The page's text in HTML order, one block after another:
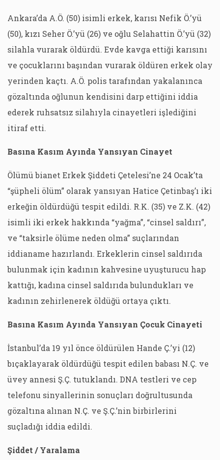
Ankara’da A.Ö. (50) isimli erkek, karısı Nefik Ö.’yü
(50), kızı Seher Ö.’yü (26) ve oğlu Selahattin Ö.’yü (32)
silahla vurarak öldürdü. Evde kavga ettiği karısını
ve çocuklarını başından vurarak öldüren erkek olay
yerinden kaçtı. A.Ö. polis tarafından yakalanınca
gözaltında oğlunun kendisini darp ettiğini iddia
ederek ruhsatsız silahıyla cinayetleri işlediğini
itiraf etti.
Basına Kasım Ayında Yansıyan Cinayet
Ölümü bianet Erkek Şiddeti Çetelesi’ne 24 Ocak’ta
“şüpheli ölüm” olarak yansıyan Hatice Çetinbaş’ı iki
erkeğin öldürdüğü tespit edildi. R.K. (35) ve Z.K. (42)
isimli iki erkek hakkında “yağma”, “cinsel saldırı”,
ve “taksirle ölüme neden olma” suçlarından
iddianame hazırlandı. Erkeklerin cinsel saldırıda
bulunmak için kadının kahvesine uyuşturucu hap
kattığı, kadına cinsel saldırıda bulundukları ve
kadının zehirlenerek öldüğü ortaya çıktı.
Basına Kasım Ayında Yansıyan Çocuk Cinayeti
İstanbul’da 19 yıl önce öldürülen Hande Ç.’yi (12)
bıçaklayarak öldürdüğü tespit edilen babası N.Ç. ve
üvey annesi Ş.Ç. tutuklandı. DNA testleri ve cep
telefonu sinyallerinin sonuçları doğrultusunda
gözaltına alınan N.Ç. ve Ş.Ç.’nin birbirlerini
suçladığı iddia edildi.
Şiddet / Yaralama